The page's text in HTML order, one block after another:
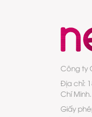
Công ty
Địa chỉ:
Chí Minh.
Giấy